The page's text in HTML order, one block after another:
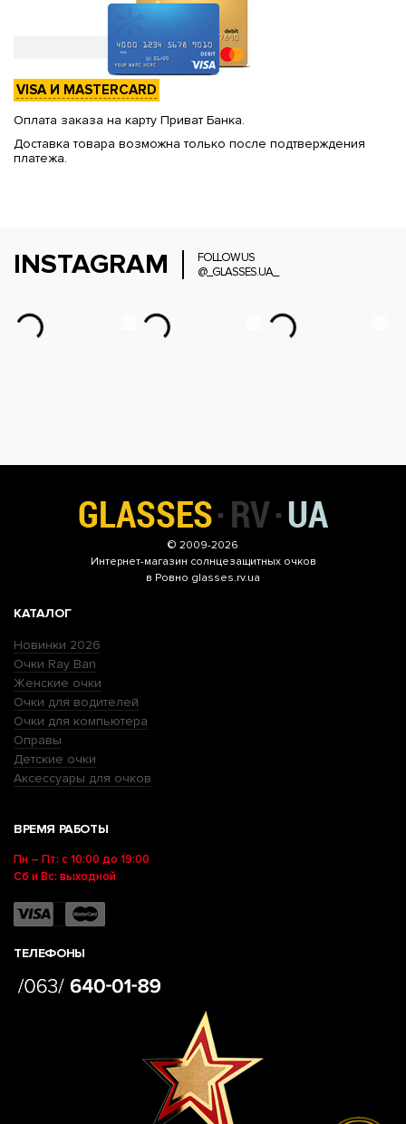
VISA И MASTERCARD
Оплата заказа на карту Приват Банка.
Доставка товара возможна только после подтверждения
платежа.
INSTAGRAM
FOLLOW US
@_GLASSES.UA_
© 2009-2026
Интернет-магазин солнцезащитных очков
в Ровно glasses.rv.ua
КАТАЛОГ
Новинки 2026
Очки Ray Ban
Женские очки
Очки для водителей
Очки для компьютера
Оправы
Детские очки
Аксессуары для очков
ВРЕМЯ РАБОТЫ
Пн – Пт: с 10:00 до 19:00
Сб и Вс: выходной
ТЕЛЕФОНЫ